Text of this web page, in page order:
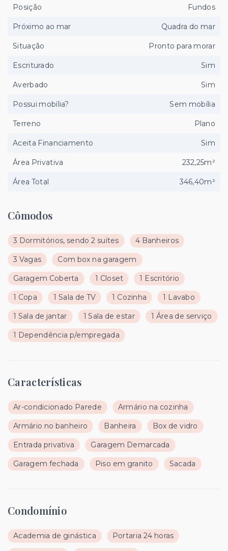
Cômodos
3 Dormitórios, sendo 2 suítes 4 Banheiros
3 Vagas Com box na garagem
Garagem Coberta 1 Closet 1 Escritório
1 Copa 1 Sala de TV 1 Cozinha 1 Lavabo
1 Sala de jantar 1 Sala de estar 1 Área de serviço
1 Dependência p/empregada
Características
Ar-condicionado Parede Armário na cozinha
Armário no banheiro Banheira Box de vidro
Entrada privativa Garagem Demarcada
Garagem fechada Piso em granito Sacada
Condomínio
Academia de ginástica Portaria 24 horas
Posição Fundos
Próximo ao mar Quadra do mar
Situação Pronto para morar
Escriturado Sim
Averbado Sim
Possui mobília? Sem mobília
Terreno Plano
Aceita Financiamento Sim
Área Privativa 232,25m²
Área Total 346,40m²